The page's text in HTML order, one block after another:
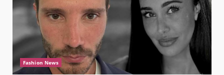
Fashion News